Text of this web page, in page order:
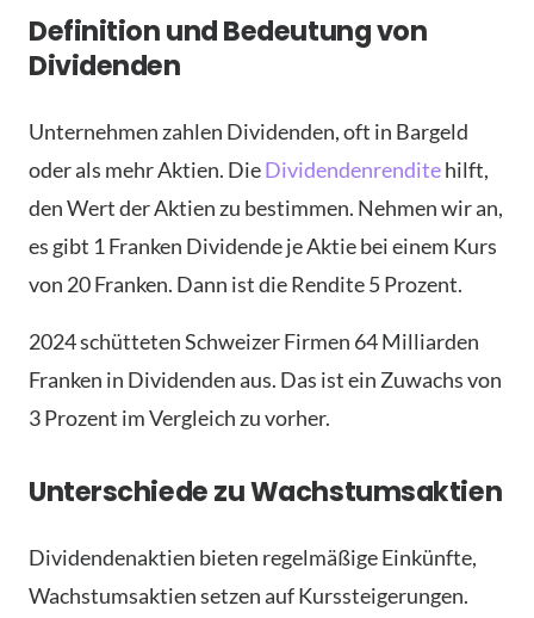
Definition und Bedeutung von
Dividenden
Unternehmen zahlen Dividenden, oft in Bargeld
oder als mehr Aktien. DieDividendenrenditehilft,
den Wert der Aktien zu bestimmen. Nehmen wir an,
es gibt 1 Franken Dividende je Aktie bei einem Kurs
von 20 Franken. Dann ist die Rendite 5 Prozent.
2024 schütteten Schweizer Firmen 64 Milliarden
Franken in Dividenden aus. Das ist ein Zuwachs von
3 Prozent im Vergleich zu vorher.
Unterschiede zu Wachstumsaktien
Dividendenaktien bieten regelmäßige Einkünfte,
Wachstumsaktien setzen auf Kurssteigerungen.